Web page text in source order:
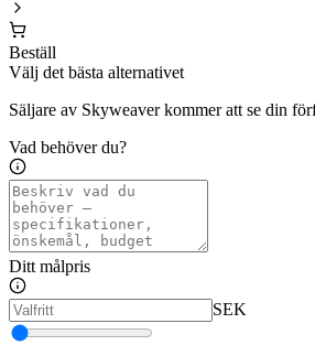
Beställ
Välj det bästa alternativet
Säljare av Skyweaver kommer att se din
Vad behöver du?
Ditt målpris
SEK